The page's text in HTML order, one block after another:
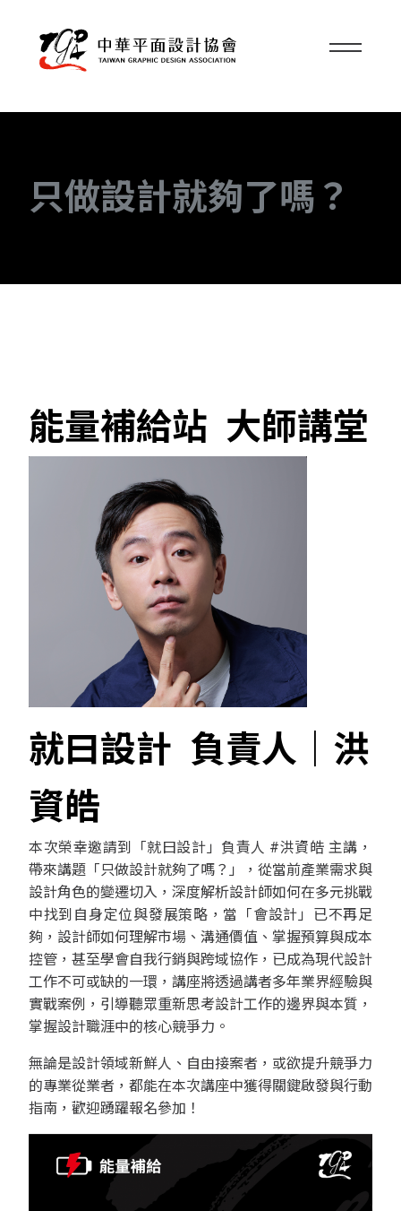
只做設計就夠了嗎？
能量補給站 大師講堂
就曰設計 負責人｜洪
資皓
本次榮幸邀請到「就曰設計」負責人 #洪資皓 主講，
帶來講題「只做設計就夠了嗎？」，從當前產業需求與
設計角色的變遷切入，深度解析設計師如何在多元挑戰
中找到自身定位與發展策略，當「會設計」已不再足
夠，設計師如何理解市場、溝通價值、掌握預算與成本
控管，甚至學會自我行銷與跨域協作，已成為現代設計
工作不可或缺的一環，講座將透過講者多年業界經驗與
實戰案例，引導聽眾重新思考設計工作的邊界與本質，
掌握設計職涯中的核心競爭力。
無論是設計領域新鮮人、自由接案者，或欲提升競爭力
的專業從業者，都能在本次講座中獲得關鍵啟發與行動
指南，歡迎踴躍報名參加！